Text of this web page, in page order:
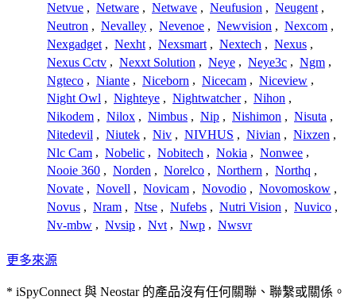
Netvue , Netware , Netwave , Neufusion , Neugent ,
Neutron , Nevalley , Nevenoe , Newvision , Nexcom ,
Nexgadget , Nexht , Nexsmart , Nextech , Nexus ,
Nexus Cctv , Nexxt Solution , Neye , Neye3c , Ngm ,
Ngteco , Niante , Niceborn , Nicecam , Niceview ,
Night Owl , Nighteye , Nightwatcher , Nihon ,
Nikodem , Nilox , Nimbus , Nip , Nishimon , Nisuta ,
Nitedevil , Niutek , Niv , NIVHUS , Nivian , Nixzen ,
Nlc Cam , Nobelic , Nobitech , Nokia , Nonwee ,
Nooie 360 , Norden , Norelco , Northern , Northq ,
Novate , Novell , Novicam , Novodio , Novomoskow ,
Novus , Nram , Ntse , Nufebs , Nutri Vision , Nuvico ,
Nv-mbw , Nvsip , Nvt , Nwp , Nwsvr
更多來源
* iSpyConnect 與 Neostar 的產品沒有任何關聯、聯繫或關係。